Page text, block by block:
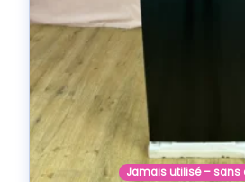
Jamais utilisé – sans